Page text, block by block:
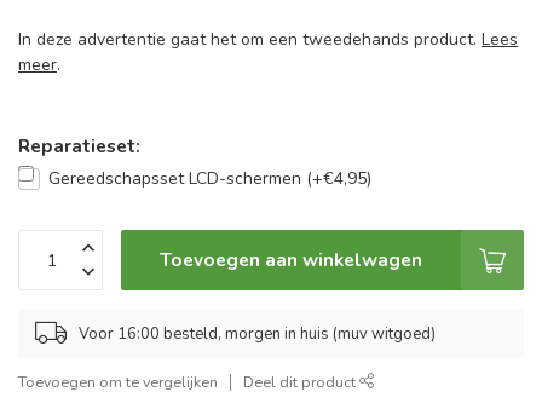
In deze advertentie gaat het om een tweedehands product. Lees
meer.
Reparatieset:
Gereedschapsset LCD-schermen (+€4,95)
Toevoegen aan winkelwagen
Voor 16:00 besteld, morgen in huis (muv witgoed)
Toevoegen om te vergelijken Deel dit product